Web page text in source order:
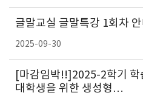
글말교실 글말특강 1회차 안
2025-09-30
[마감임박!!]2025-2학기
대학생을 위한 생성형…